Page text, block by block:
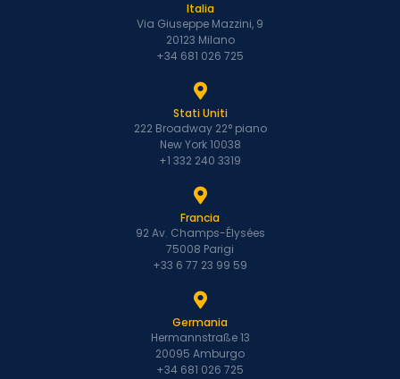
Italia
Via Giuseppe Mazzini, 9
20123 Milano
+34 681 026 725
Stati Uniti
222 Broadway 22° piano
New York 10038
+1 332 240 3319
Francia
92 Av. Champs-Élysées
75008 Parigi
+33 6 77 23 99 59
Germania
Hermannstraße 13
20095 Amburgo
+34 681 026 725